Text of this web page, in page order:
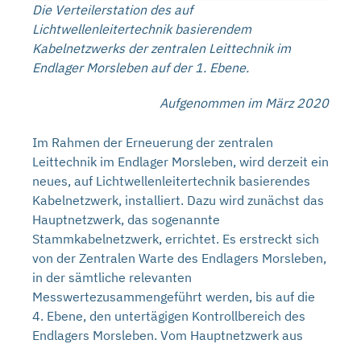
Die Verteilerstation des auf
Lichtwellenleitertechnik basierendem
Kabelnetzwerks der zentralen Leittechnik im
Endlager Morsleben auf der 1. Ebene.
Aufgenommen im März 2020
Im Rahmen der Erneuerung der zentralen
Leittechnik im Endlager Morsleben, wird derzeit ein
neues, auf Lichtwellenleitertechnik basierendes
Kabelnetzwerk, installiert. Dazu wird zunächst das
Hauptnetzwerk, das sogenannte
Stammkabelnetzwerk, errichtet. Es erstreckt sich
von der Zentralen Warte des Endlagers Morsleben,
in der sämtliche relevanten
Messwertezusammengeführt werden, bis auf die
4. Ebene, den untertägigen Kontrollbereich des
Endlagers Morsleben. Vom Hauptnetzwerk aus